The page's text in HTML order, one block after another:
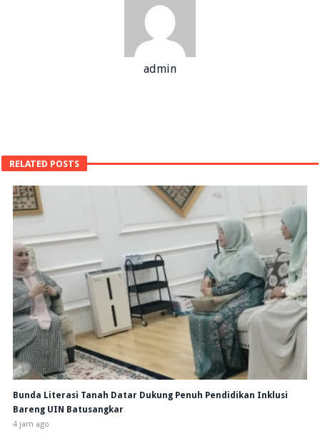
admin
RELATED POSTS
Bunda Literasi Tanah Datar Dukung Penuh Pendidikan Inklusi
Bareng UIN Batusangkar
4 jam ago